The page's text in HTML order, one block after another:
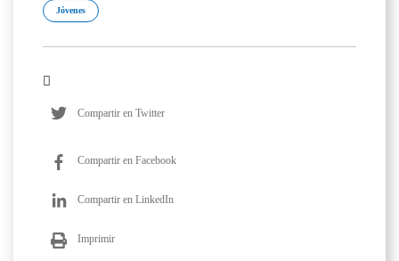
Jóvenes
Compartir en Twitter
Compartir en Facebook
Compartir en LinkedIn
Imprimir